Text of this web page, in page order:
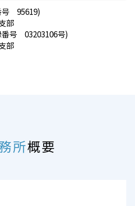
号 95619)
部
番号 03203106号)
部
所概要